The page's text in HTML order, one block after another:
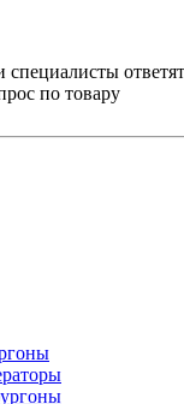
по товару